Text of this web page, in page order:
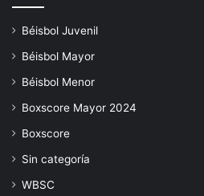
Béisbol Juvenil
Béisbol Mayor
Béisbol Menor
Boxscore Mayor 2024
Boxscore
Sin categoría
WBSC